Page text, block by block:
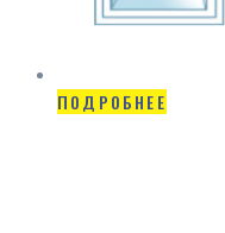
ПОДРОБНЕЕ